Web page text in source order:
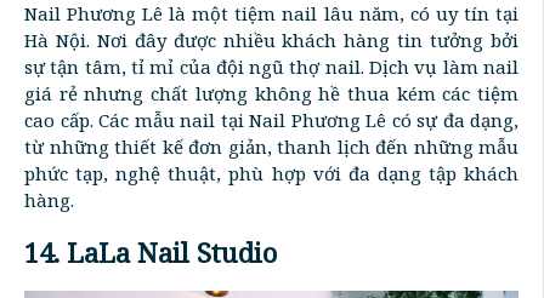
Nail Phương Lê là một tiệm nail lâu năm, có uy tín tại
Hà Nội. Nơi đây được nhiều khách hàng tin tưởng bởi
sự tận tâm, tỉ mỉ của đội ngũ thợ nail. Dịch vụ làm nail
giá rẻ nhưng chất lượng không hề thua kém các tiệm
cao cấp. Các mẫu nail tại Nail Phương Lê có sự đa dạng,
từ những thiết kế đơn giản, thanh lịch đến những mẫu
phức tạp, nghệ thuật, phù hợp với đa dạng tập khách
hàng.
14. LaLa Nail Studio